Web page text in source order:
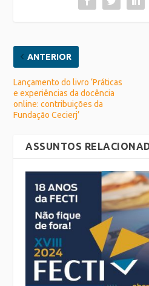
ANTERIOR
Lançamento do livro ‘Práticas
e experiências da docência
online: contribuições da
Fundação Cecierj’
ASSUNTOS